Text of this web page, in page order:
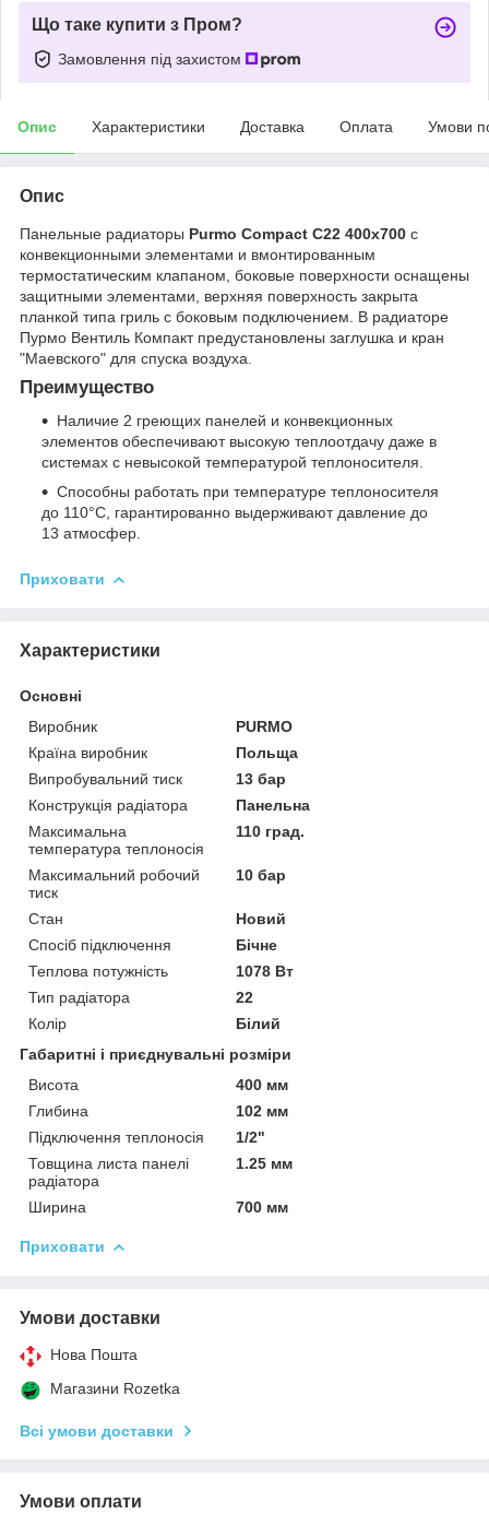
Що таке купити з Пром?
Замовлення під захистом
Опис Характеристики Доставка Оплата Умови
Опис
Панельные радиаторы Purmo Compact C22 400x700 с
конвекционными элементами и вмонтированным
термостатическим клапаном, боковые поверхности оснащены
защитными элементами, верхняя поверхность закрыта
планкой типа гриль с боковым подключением. В радиаторе
Пурмо Вентиль Компакт предустановлены заглушка и кран
"Маевского" для спуска воздуха.
Преимущество
Наличие 2 греющих панелей и конвекционных
элементов обеспечивают высокую теплоотдачу даже в
системах с невысокой температурой теплоносителя.
Способны работать при температуре теплоносителя
до 110°С, гарантированно выдерживают давление до
13 атмосфер.
Приховати
Характеристики
Основні
Виробник
PURMO
Країна виробник
Польща
Випробувальний тиск
13 бар
Конструкція радіатора
Панельна
Максимальна
температура теплоносія
110 град.
Максимальний робочий
тиск
10 бар
Стан
Новий
Спосіб підключення
Бічне
Теплова потужність
1078 Вт
Тип радіатора
22
Колір
Білий
Габаритні і приєднувальні розміри
Висота
400 мм
Глибина
102 мм
Підключення теплоносія
1/2"
Товщина листа панелі
радіатора
1.25 мм
Ширина 700 мм
Приховати
Умови доставки
Нова Пошта
Магазини Rozetka
Всі умови доставки
Умови оплати